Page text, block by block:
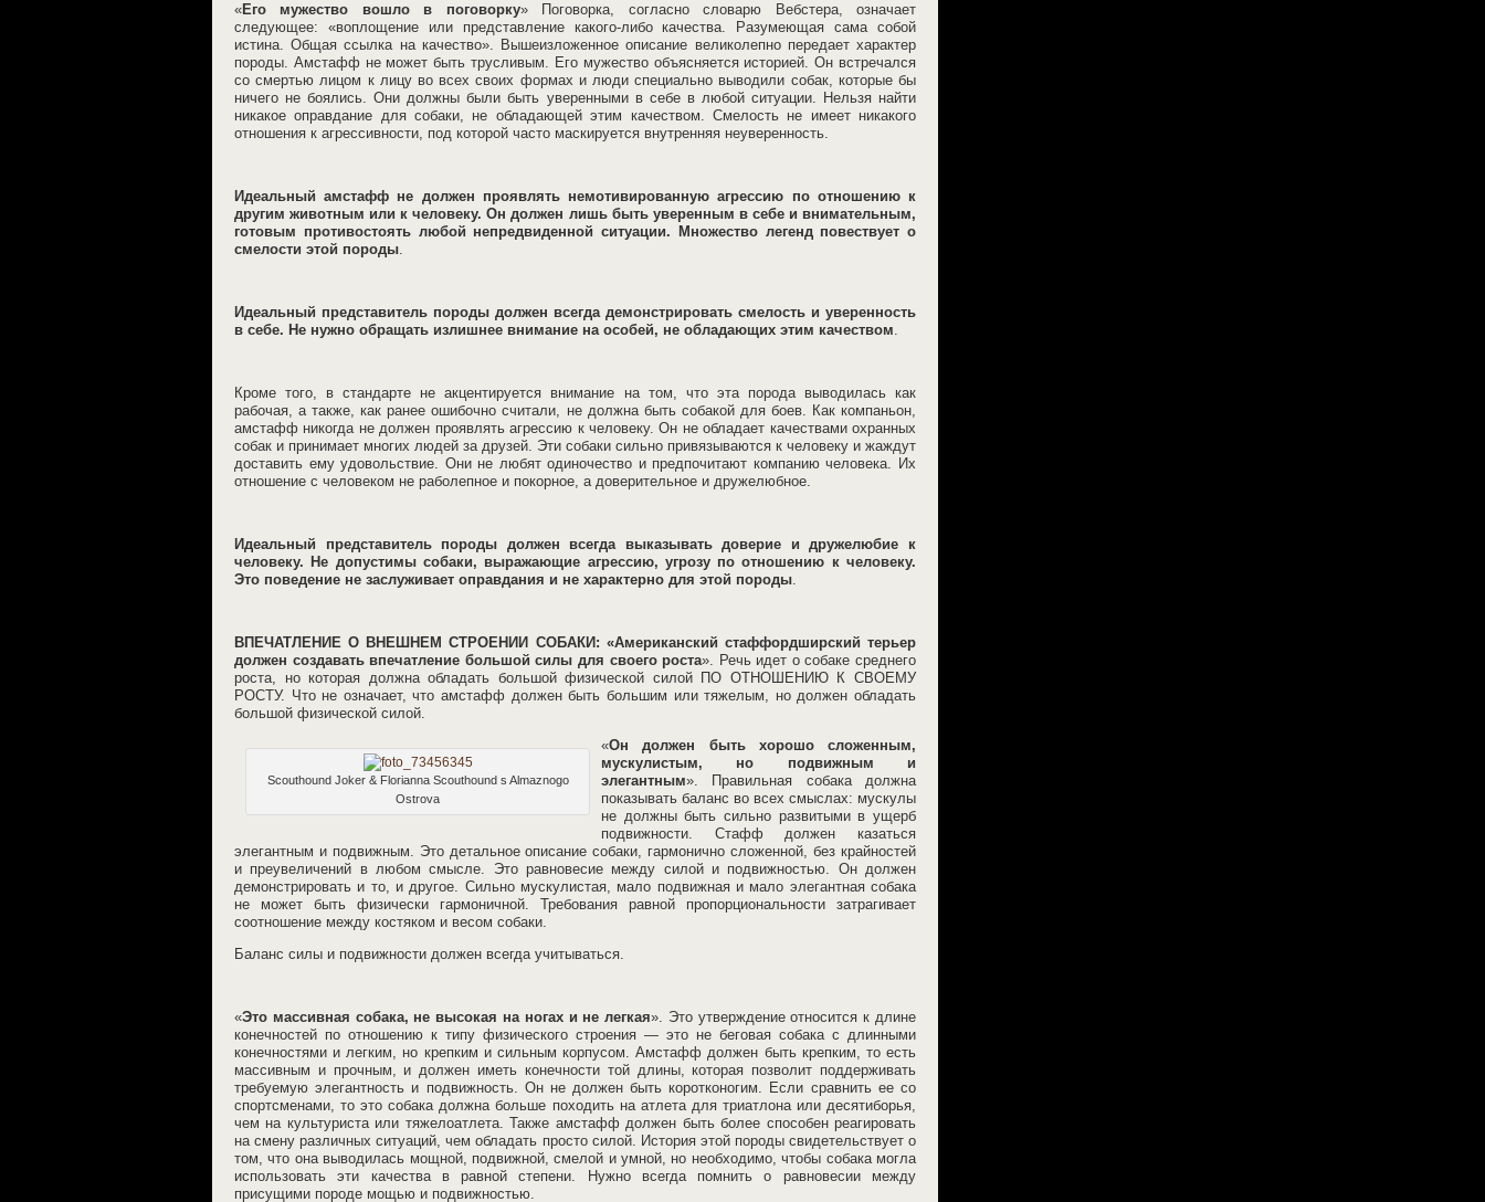
«Его мужество вошло в поговорку» Поговорка, согласно словарю Вебстера, означает
следующее: «воплощение или представление какого-либо качества. Разумеющая сама собой
истина. Общая ссылка на качество». Вышеизложенное описание великолепно передает характер
породы. Амстафф не может быть трусливым. Его мужество объясняется историей. Он встречался
со смертью лицом к лицу во всех своих формах и люди специально выводили собак, которые бы
ничего не боялись. Они должны были быть уверенными в себе в любой ситуации. Нельзя найти
никакое оправдание для собаки, не обладающей этим качеством. Смелость не имеет никакого
отношения к агрессивности, под которой часто маскируется внутренняя неуверенность.
Идеальный амстафф не должен проявлять немотивированную агрессию по отношению к
другим животным или к человеку. Он должен лишь быть уверенным в себе и внимательным,
готовым противостоять любой непредвиденной ситуации. Множество легенд повествует о
смелости этой породы
Идеальный представитель породы должен всегда демонстрировать смелость и уверенность
в себе. Не нужно обращать излишнее внимание на особей, не обладающих этим качеством.
Кроме того, в стандарте не акцентируется внимание на том, что эта порода выводилась как
рабочая, а также, как ранее ошибочно считали, не должна быть собакой для боев. Как компаньон,
амстафф никогда не должен проявлять агрессию к человеку. Он не обладает качествами охранных
собак и принимает многих людей за друзей. Эти собаки сильно привязываются к человеку и жаждут
доставить ему удовольствие. Они не любят одиночество и предпочитают компанию человека. Их
отношение с человеком не раболепное и покорное, а доверительное и дружелюбное.
Идеальный представитель породы должен всегда выказывать доверие и дружелюбие к
человеку. Не допустимы собаки, выражающие агрессию, угрозу по отношению к человеку.
Это поведение не заслуживает оправдания и не характерно для этой породы.
ВПЕЧАТЛЕНИЕ О ВНЕШНЕМ СТРОЕНИИ СОБАКИ: «Американский стаффордширский терьер
должен создавать впечатление большой силы для своего роста». Речь идет о собаке среднего
роста, но которая должна обладать большой физической силой ПО ОТНОШЕНИЮ К СВОЕМУ
РОСТУ. Что не означает, что амстафф должен быть большим или тяжелым, но должен обладать
большой физической силой.
Scouthound Joker & Florianna Scouthound s Almaznogo
Ostrova
«Он должен быть хорошо сложенным,
мускулистым, но подвижным и
элегантным». Правильная собака должна
показывать баланс во всех смыслах: мускулы
не должны быть сильно развитыми в ущерб
подвижности. Стафф должен казаться
элегантным и подвижным. Это детальное описание собаки, гармонично сложенной, без крайностей
и преувеличений в любом смысле. Это равновесие между силой и подвижностью. Он должен
демонстрировать и то, и другое. Сильно мускулистая, мало подвижная и мало элегантная собака
не может быть физически гармоничной. Требования равной пропорциональности затрагивает
соотношение между костяком и весом собаки.
Баланс силы и подвижности должен всегда учитываться.
«Это массивная собака, не высокая на ногах и не легкая». Это утверждение относится к длине
конечностей по отношению к типу физического строения — это не беговая собака с длинными
конечностями и легким, но крепким и сильным корпусом. Амстафф должен быть крепким, то есть
массивным и прочным, и должен иметь конечности той длины, которая позволит поддерживать
требуемую элегантность и подвижность. Он не должен быть коротконогим. Если сравнить ее со
спортсменами, то это собака должна больше походить на атлета для триатлона или десятиборья,
чем на культуриста или тяжелоатлета. Также амстафф должен быть более способен реагировать
на смену различных ситуаций, чем обладать просто силой. История этой породы свидетельствует о
том, что она выводилась мощной, подвижной, смелой и умной, но необходимо, чтобы собака могла
использовать эти качества в равной степени. Нужно всегда помнить о равновесии между
присущими породе мощью и подвижностью.